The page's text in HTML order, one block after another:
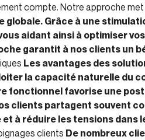
compte. Notre approche met
globale. Grâce à une
aidant ainsi à optimiser
garantit à nos clients un
Les avantages des
la capacité naturelle du
fonctionnel favorise une
clients partagent souvent
à réduire les tensions dans
clients De nombreux